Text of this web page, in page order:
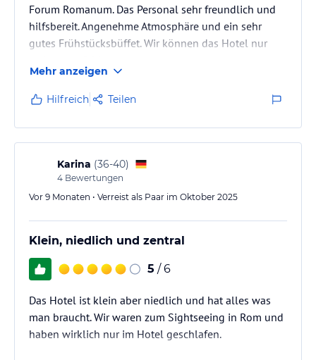
Forum Romanum. Das Personal sehr freundlich und
hilfsbereit. Angenehme Atmosphäre und ein sehr
gutes Frühstücksbüffet. Wir können das Hotel nur
Mehr anzeigen
Hilfreich Teilen
Karina (36-40)
4 Bewertungen
Vor 9 Monaten • Verreist als Paar im Oktober 2025
Klein, niedlich und zentral
5 / 6
Das Hotel ist klein aber niedlich und hat alles was
man braucht. Wir waren zum Sightseeing in Rom und
haben wirklich nur im Hotel geschlafen.